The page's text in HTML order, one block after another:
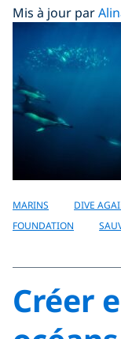
Mis à jour par
MARINS
DIVE
FOUNDATION
Créer